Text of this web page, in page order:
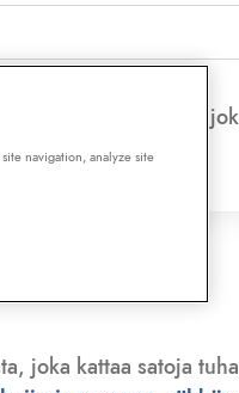
ja Kilpi-sovelluksen,
joka kattaa satoja
navigation, analyze site